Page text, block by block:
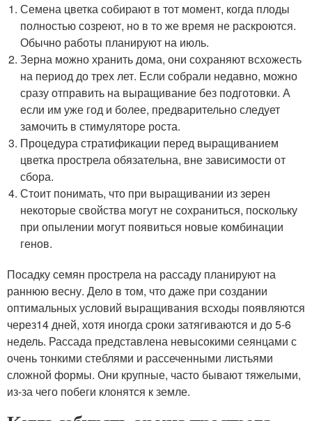
Семена цветка собирают в тот момент, когда плоды
полностью созреют, но в то же время не раскроются.
Обычно работы планируют на июль.
Зерна можно хранить дома, они сохраняют всхожесть
на период до трех лет. Если собрали недавно, можно
сразу отправить на выращивание без подготовки. А
если им уже год и более, предварительно следует
замочить в стимуляторе роста.
Процедура стратификации перед выращиванием
цветка прострела обязательна, вне зависимости от
сбора.
Стоит понимать, что при выращивании из зерен
некоторые свойства могут не сохраниться, поскольку
при опылении могут появиться новые комбинации
генов.
Посадку семян прострела на рассаду планируют на
раннюю весну. Дело в том, что даже при создании
оптимальных условий выращивания всходы появляются
через14 дней, хотя иногда сроки затягиваются и до 5-6
недель. Рассада представлена невысокими сеянцами с
очень тонкими стеблями и рассеченными листьями
сложной формы. Они крупные, часто бывают тяжелыми,
из-за чего побеги клонятся к земле.